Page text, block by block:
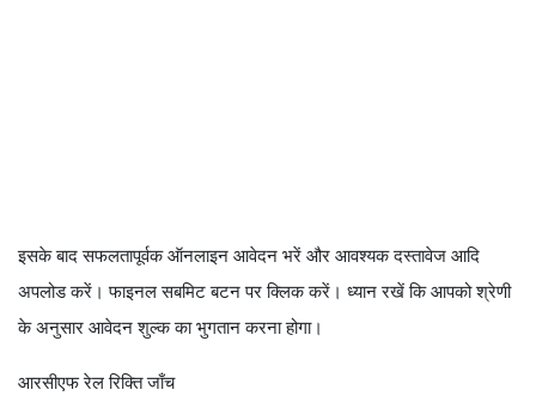
इसके बाद सफलतापूर्वक ऑनलाइन आवेदन भरें और आवश्यक दस्तावेज आदि
अपलोड करें। फाइनल सबमिट बटन पर क्लिक करें। ध्यान रखें कि आपको श्रेणी
के अनुसार आवेदन शुल्क का भुगतान करना होगा।
आरसीएफ रेल रिक्ति जाँच